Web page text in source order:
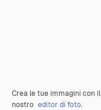
Crea le tue immagini con il
nostro editor di foto.